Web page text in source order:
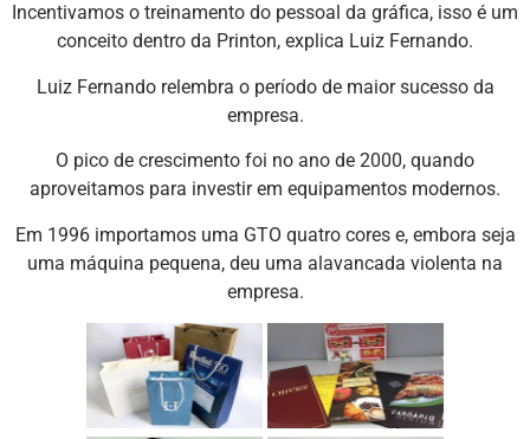
Incentivamos o treinamento do pessoal da gráfica, isso é um
conceito dentro da Printon, explica Luiz Fernando.
Luiz Fernando relembra o período de maior sucesso da
empresa.
O pico de crescimento foi no ano de 2000, quando
aproveitamos para investir em equipamentos modernos.
Em 1996 importamos uma GTO quatro cores e, embora seja
uma máquina pequena, deu uma alavancada violenta na
empresa.